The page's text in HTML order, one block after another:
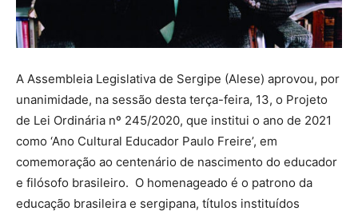
A Assembleia Legislativa de Sergipe (Alese) aprovou, por
unanimidade, na sessão desta terça-feira, 13, o Projeto
de Lei Ordinária nº 245/2020, que institui o ano de 2021
como ‘Ano Cultural Educador Paulo Freire’, em
comemoração ao centenário de nascimento do educador
e filósofo brasileiro. O homenageado é o patrono da
educação brasileira e sergipana, títulos instituídos